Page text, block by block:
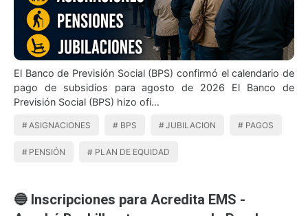
El Banco de Previsión Social (BPS) confirmó el calendario de
pago de subsidios para agosto de 2026 El Banco de
Previsión Social (BPS) hizo ofi…
ASIGNACIONES BPS JUBILACION PAGOS
PENSIÓN PLAN DE EQUIDAD
🔵 Inscripciones para Acredita EMS -